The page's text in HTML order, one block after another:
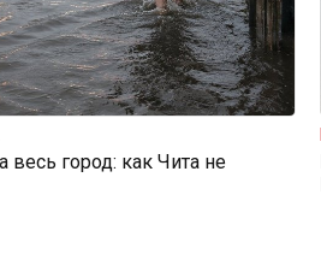
весь город: как Чита не